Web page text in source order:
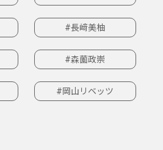
#長﨑美柚
#森薗政崇
#岡山リベッツ